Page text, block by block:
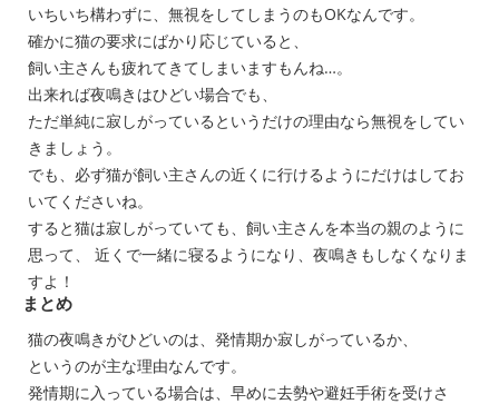
いちいち構わずに、無視をしてしまうのもOKなんです。
確かに猫の要求にばかり応じていると、
飼い主さんも疲れてきてしまいますもんね…。
出来れば夜鳴きはひどい場合でも、
ただ単純に寂しがっているというだけの理由なら無視をしてい
きましょう。
でも、必ず猫が飼い主さんの近くに行けるようにだけはしてお
いてくださいね。
すると猫は寂しがっていても、飼い主さんを本当の親のように
思って、 近くで一緒に寝るようになり、夜鳴きもしなくなりま
すよ！
まとめ
猫の夜鳴きがひどいのは、発情期か寂しがっているか、
というのが主な理由なんです。
発情期に入っている場合は、早めに去勢や避妊手術を受けさ